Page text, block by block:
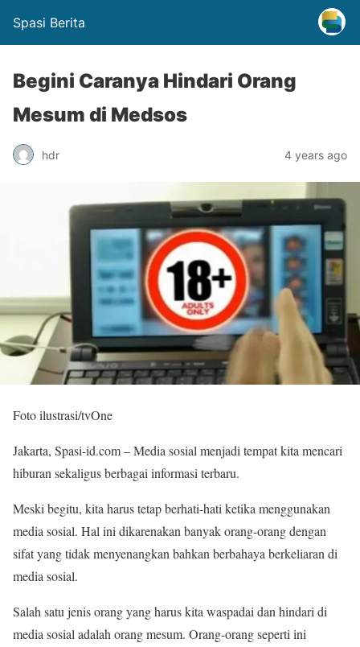
Spasi Berita
Begini Caranya Hindari Orang
Mesum di Medsos
hdr 4 years ago
Foto ilustrasi/tvOne
Jakarta, Spasi-id.com – Media sosial menjadi tempat kita mencari
hiburan sekaligus berbagai informasi terbaru.
Meski begitu, kita harus tetap berhati-hati ketika menggunakan
media sosial. Hal ini dikarenakan banyak orang-orang dengan
sifat yang tidak menyenangkan bahkan berbahaya berkeliaran di
media sosial.
Salah satu jenis orang yang harus kita waspadai dan hindari di
media sosial adalah orang mesum. Orang-orang seperti ini